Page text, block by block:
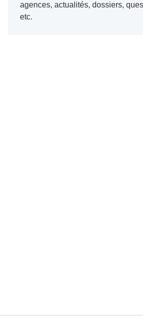
agences, actualités, dossiers,
etc.